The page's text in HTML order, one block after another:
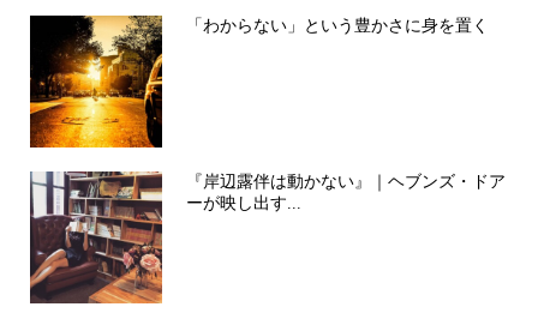
「わからない」という豊かさに身を置く
『岸辺露伴は動かない』｜ヘブンズ・ドア
ーが映し出す...